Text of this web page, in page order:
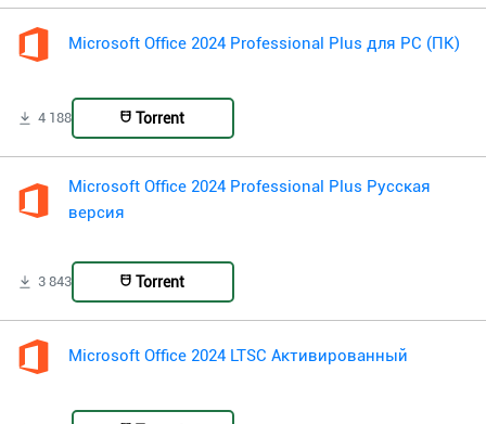
Microsoft Office 2024 Professional Plus для PC (ПК)
4 188 Torrent
Microsoft Office 2024 Professional Plus Русская
версия
3 843 Torrent
Microsoft Office 2024 LTSC Активированный